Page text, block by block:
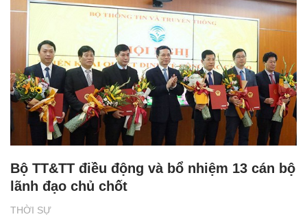
THỜI SỰ
Bộ TT&TT điều động và bổ nhiệm 13 cán bộ
lãnh đạo chủ chốt